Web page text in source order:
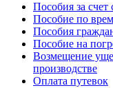
Пособия за
Пособие по
Пособия
Пособие на
Возмещение
производстве
Оплата путевок